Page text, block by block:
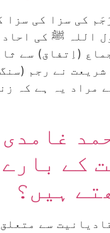
کی سزا کی سزا
اللہ ﷺ کی
(اِتفاق) سے
نے رجم
مراد یہ ہے کہ
غامدی
کے
ہیں؟
سے